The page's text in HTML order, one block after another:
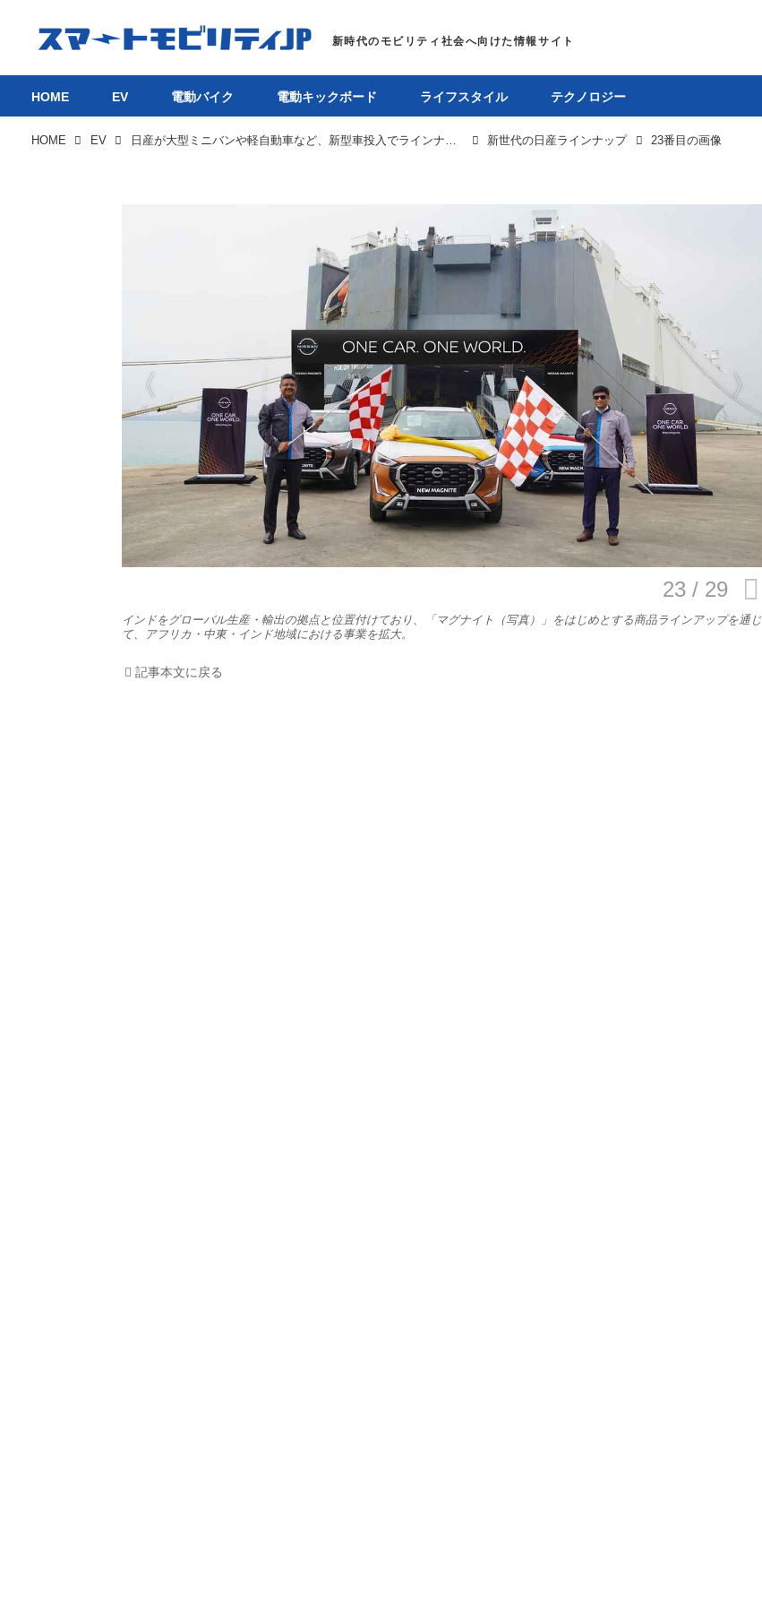
HOME
EV
電動バイク
電動キックボード
ライフスタイル
HOME EV 電動バイク 電動キックボード ライフスタイル テクノロジー
HOME EV 日産が大型ミニバンや軽自動車など、新型車投入でラインナップを再構築。大勝負の幕が開く 新世代の日産ラインナップ 23番目の画像
インドをグローバル生産・輸出の拠点と位置付けており、「マグナイト（写真）」をはじめとする商品ラインアップを通じ
て、アフリカ・中東・インド地域における事業を拡大。
記事本文に戻る